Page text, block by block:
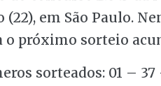
(22), em São Paulo.
o próximo sorteio
sorteados: 01 –